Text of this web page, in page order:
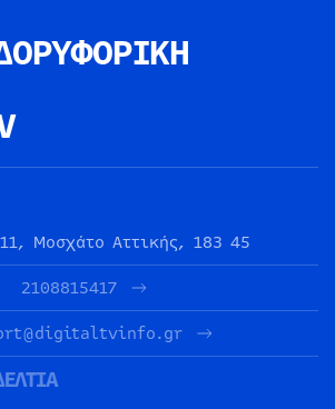
Μοσχάτο Αττικής, 183 45
2108815417